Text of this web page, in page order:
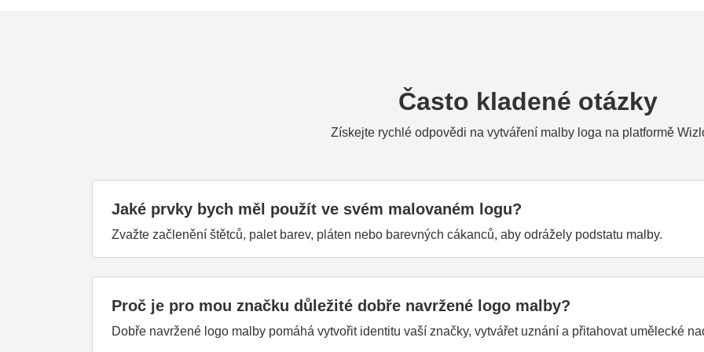
Často kladené otázky
Získejte rychlé odpovědi na vytváření malby loga na platformě
Jaké prvky bych měl použít ve svém malovaném logu?
Zvažte začlenění štětců, palet barev, pláten nebo barevných cákanců, aby odrážely podstatu malby.
Proč je pro mou značku důležité dobře navržené logo malby?
Dobře navržené logo malby pomáhá vytvořit identitu vaší značky, vytvářet uznání a přitahovat umělecké